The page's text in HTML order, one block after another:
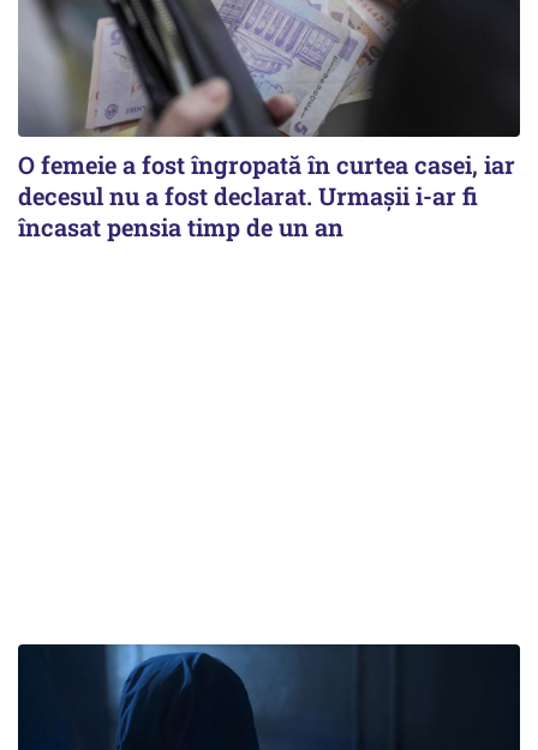
O femeie a fost îngropată în curtea casei, iar
decesul nu a fost declarat. Urmașii i-ar fi
încasat pensia timp de un an